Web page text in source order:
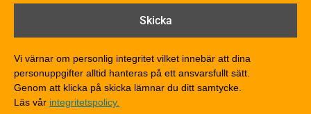
Brandklasser för material och konstruktioner
Detaljlösningar
Träytors brandegenskaper
Tekniska byten med sprinkler
Riskvärdering i flervåningsbostadshus
Vi värnar om personlig integritet vilket innebär att dina
personuppgifter alltid hanteras på ett ansvarsfullt sätt.
Genom att klicka på skicka lämnar du ditt samtycke.
Läs vår integritetspolicy.